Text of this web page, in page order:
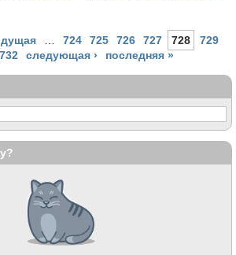
724 725 726 727 728
729
732 следующая › последняя »